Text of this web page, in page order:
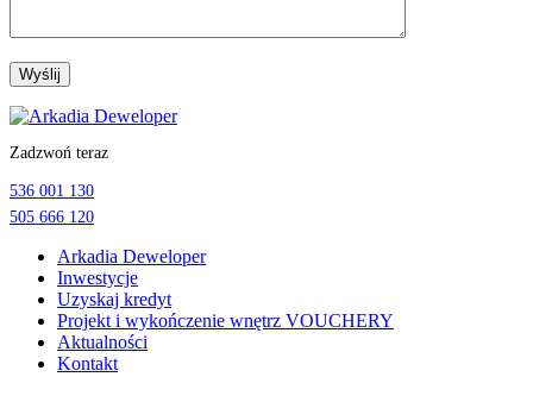
Przejdź
treści
Zadzwoń teraz
536 001 130
505 666 120
Arkadia Deweloper
Inwestycje
Uzyskaj kredyt
Projekt i wykończenie wnętrz VOUCHERY
Aktualności
Kontakt